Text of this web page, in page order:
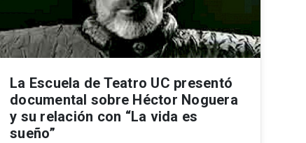
La Escuela de Teatro UC presentó
documental sobre Héctor Noguera
y su relación con “La vida es
sueño”